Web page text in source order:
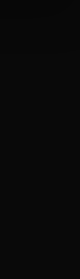
dati web,
combinarle
hanno